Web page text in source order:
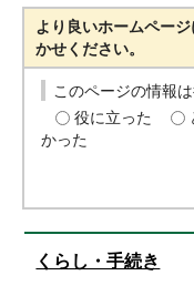
より良いホームペー
かせください。
このページの情報
役に立った
かった
くらし・手続き